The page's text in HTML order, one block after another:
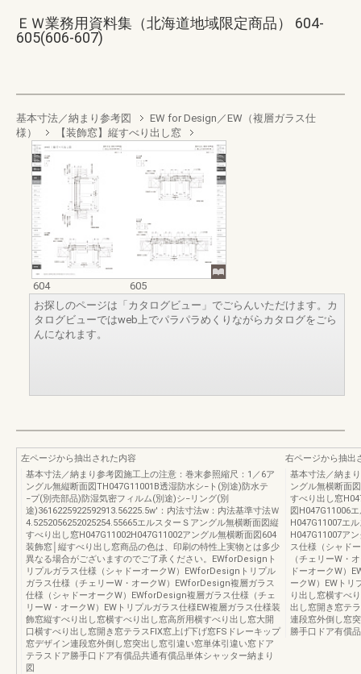
ＥＷ業務用資料集（北海道地域限定商品） 604-
605(606-607)
基本寸法／納まり参考図
EW for Design／EW（複層ガラス仕
様）
【装飾窓】縦すべり出し窓
604
605
お探しのページは「カタログビュー」でごらんいただけます。カ
タログビューではweb上でパラパラめくりながらカタログをごら
んになれます。
左ページから抽出された内容
基本寸法／納まり参考図施工上の注意：巻末参照縮尺：1／6ア
ングル無縦断面図TH047G11001B透湿防水シ−ト(別途)防水テ
−プ(別売部品)防湿気密フィルム(別途)シ−リング(別
途)3616225922592913.56225.5w'：内法寸法w：内法基準寸法Ｗ
4.5252056252025254.55665エルスターＳアングル無横断面図縦
すべり出し窓H047G11002H047G11002アングル無横断面図604
装飾窓│縦すべり出し窓商品の色は、印刷の特性上実物とは多少
異なる場合がございますのでご了承ください。EWforDesignト
リプルガラス仕様（シャドーオークW）EWforDesignトリプル
ガラス仕様（チェリーW・オークW）EWforDesign複層ガラス
仕様（シャドーオークW）EWforDesign複層ガラス仕様（チェ
リーW・オークW）EWトリプルガラス仕様EW複層ガラス仕様装
飾窓縦すべり出し窓横すべり出し窓高所用横すべり出し窓大開
口横すべり出し窓開き窓テラスFIX窓上げ下げ窓FSドレーキップ
窓デザイン連段窓外倒し窓突出し窓引違い窓単体引違い窓ドア
テラスドア勝手口ドア有償品共通有償品単体シャッター納まり
図
右ページから抽出
基本寸法／納ま
ングル無横断面
すべり出し窓
図H047G11006
H047G11007エ
H047G11007ア
ス仕様（シャド
（チェリーW・
ドーオークW）
ークW）EWトリ
り出し窓横すべ
出し窓開き窓テ
連段窓外倒し窓
勝手口ドア有償